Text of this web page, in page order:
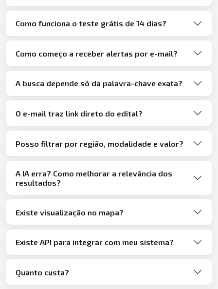
Como funciona o teste grátis de 14 dias?
Como começo a receber alertas por e-mail?
A busca depende só da palavra-chave exata?
O e-mail traz link direto do edital?
Posso filtrar por região, modalidade e valor?
A IA erra? Como melhorar a relevância dos
resultados?
Existe visualização no mapa?
Existe API para integrar com meu sistema?
Quanto custa?